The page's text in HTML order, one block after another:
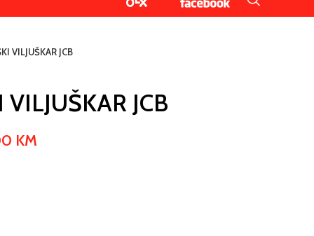
VILJUŠKAR JCB
JCB
KM